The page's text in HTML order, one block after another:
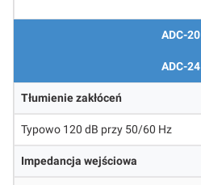
ADC-20
ADC-24
Tłumienie zakłóceń
Typowo 120 dB przy 50/60 Hz
Impedancja wejściowa